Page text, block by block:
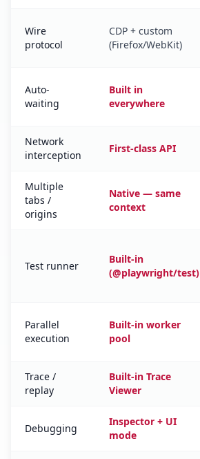
Wire
protocol
CDP + custom
(Firefox/WebKit)
Auto-
waiting
Built in
everywhere
Network
interception
First-class API
Multiple
tabs /
origins
Native — same
context
Test runner
Built-in
(@playwright/test)
Parallel
execution
Built-in worker
pool
Trace /
replay
Built-in Trace
Viewer
Debugging
Inspector + UI
mode